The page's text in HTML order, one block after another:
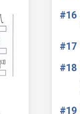
#16
#17
#18
#19